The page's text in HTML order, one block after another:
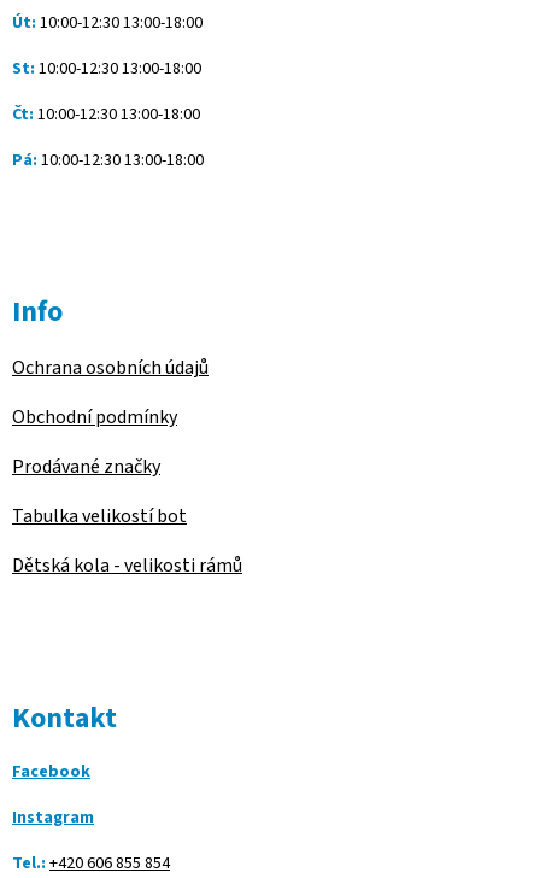
Út: 10:00-12:30 13:00-18:00
St: 10:00-12:30 13:00-18:00
Čt: 10:00-12:30 13:00-18:00
Pá: 10:00-12:30 13:00-18:00
Info
Ochrana osobních údajů
Obchodní podmínky
Prodávané značky
Tabulka velikostí bot
Dětská kola - velikosti rámů
Kontakt
Facebook
Instagram
Tel.: +420 606 855 854